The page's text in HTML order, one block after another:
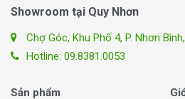
Showroom tại Quy Nhơn
Chợ Góc, Khu Phố 4, P. Nhơn
Hotline: 09.8381.0053
Sản phẩm